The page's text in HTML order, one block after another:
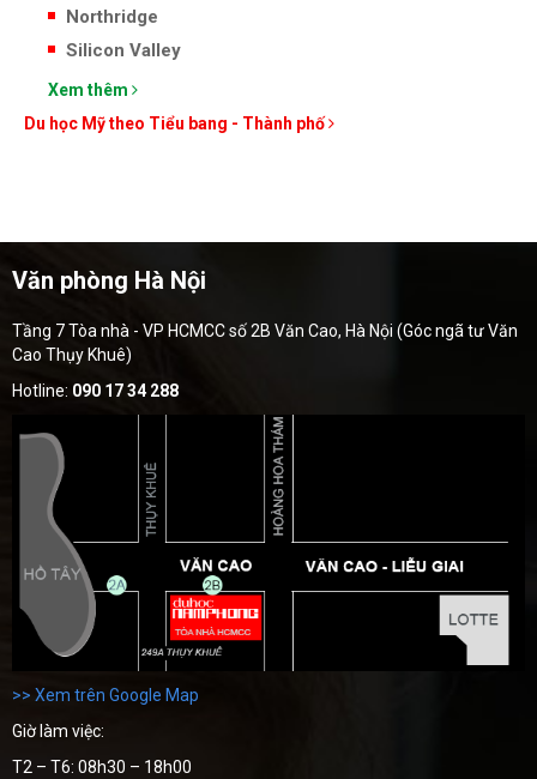
Northridge
Silicon Valley
Xem thêm
Du học Mỹ theo Tiểu bang - Thành phố
Văn phòng Hà Nội
Tầng 7 Tòa nhà - VP HCMCC số 2B Văn Cao, Hà Nội (Góc ngã tư Văn
Cao Thụy Khuê)
Hotline: 090 17 34 288
>> Xem trên Google Map
Giờ làm việc:
T2 – T6: 08h30 – 18h00